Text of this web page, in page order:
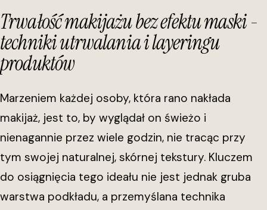
Trwałość makijażu bez efektu maski -
techniki utrwalania i layeringu
produktów
Marzeniem każdej osoby, która rano nakłada
makijaż, jest to, by wyglądał on świeżo i
nienagannie przez wiele godzin, nie tracąc przy
tym swojej naturalnej, skórnej tekstury. Kluczem
do osiągnięcia tego ideału nie jest jednak gruba
warstwa podkładu, a przemyślana technika